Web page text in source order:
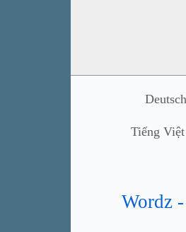
Tiếng Việt
Wordz